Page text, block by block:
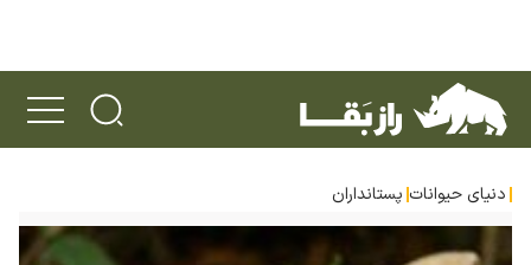
دنیای حیوانات پستانداران